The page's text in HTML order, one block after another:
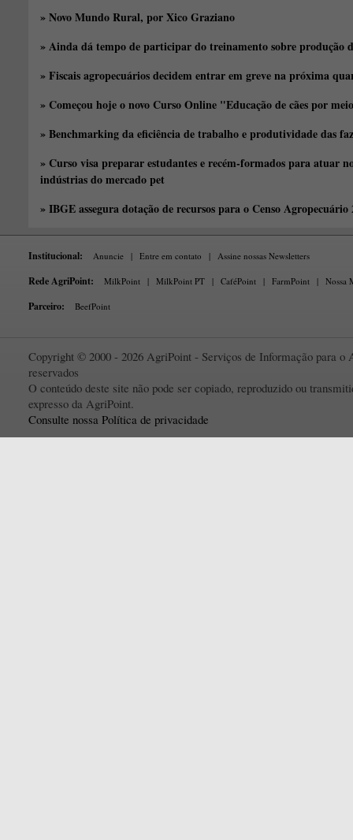
» Novo Mundo Rural, por Xico Graziano
» Ainda dá tempo de participar do treinamento sobre produção
» Fiscais agropecuários decidem entrar em greve na próxima
» Começou hoje o novo Curso Online "Educação de cães por
» Benchmarking da eficiência de trabalho e produtividade das
» Curso visa preparar estudantes e recém-formados para atuar
indústrias do mercado pet
» IBGE assegura dotação de recursos para o Censo Agropecuário
Institucional: Anuncie | Entre em contato | Assine nossas Newsletters
Rede AgriPoint: MilkPoint | MilkPoint PT | CaféPoint | FarmPoint | Nossa
Parceiro: BeefPoint
Copyright © 2000 - 2026 AgriPoint - Serviços de Informação para o
reservados
O conteúdo deste site não pode ser copiado, reproduzido ou
expresso da AgriPoint.
Consulte nossa Política de privacidade